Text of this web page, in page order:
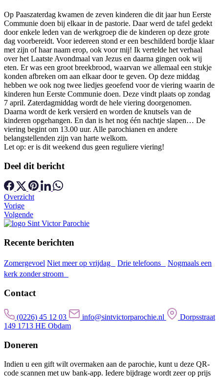
Op Paaszaterdag kwamen de zeven kinderen die dit jaar hun Eerste
Communie doen bij elkaar in de pastorie. Daar werd de tafel gedekt
door enkele leden van de werkgroep die de kinderen op deze grote
dag voorbereidt. Voor iedereen stond er een beschilderd bordje klaar
met zijn of haar naam erop, ook voor mij! Ik vertelde het verhaal
over het Laatste Avondmaal van Jezus en daarna gingen ook wij
eten. Er was een groot breekbrood, waarvan we allemaal een stukje
konden afbreken om aan elkaar door te geven. Op deze middag
hebben we ook nog twee liedjes geoefend voor de viering waarin de
kinderen hun Eerste Communie doen. Deze vindt plaats op zondag
7 april. Zaterdagmiddag wordt de hele viering doorgenomen.
Daarna wordt de kerk versierd en worden de knutsels van de
kinderen opgehangen. En dan is het nog één nachtje slapen… De
viering begint om 13.00 uur. Alle parochianen en andere
belangstellenden zijn van harte welkom.
Let op: er is dit weekend dus geen reguliere viering!
Deel dit bericht
Overzicht
Vorige
Volgende
Recente berichten
Zomergevoel Niet meer op vrijdag Drie telefoons
Nogmaals een
kerk zonder stroom
Contact
(0226) 45 12 03 info@sintvictorparochie.nl
Dorpsstraat
149 1713 HE Obdam
Doneren
Indien u een gift wilt overmaken aan de parochie, kunt u deze QR-
code scannen met uw bank-app. Iedere bijdrage wordt zeer op prijs